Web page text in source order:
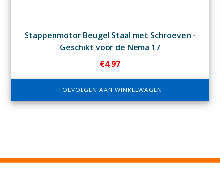
Stappenmotor Beugel Staal met Schroeven -
Geschikt voor de Nema 17
€4,97
TOEVOEGEN AAN WINKELWAGEN